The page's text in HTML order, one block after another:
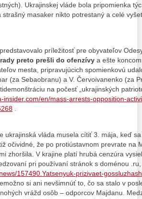
Ukrajinskej vláde bola pripomienka
strašný masaker nikto potrestaný a celé
príležitosť pre obyvateľov
preto prešli do ofenzívy a ešte
mesta, pripravujúcich spomienkovú
(za Sebaobranu) a V. Červoivanenko (za
na počesť „ukrajinských
insider.com/en/mass-arrests-opposition-
ukrajinská vláda musela cítiť 3. mája, keď
očividné, že po protiústavnom prevrate na
zhoršila. V krajine platí hrubá cenzúra
pri používaní stránok s doménou
157490.Yatsenyuk-prizivaet-
si ani nevšimnúť to, čo sa stalo v
vrážd osôb – odporcov Majdanu.